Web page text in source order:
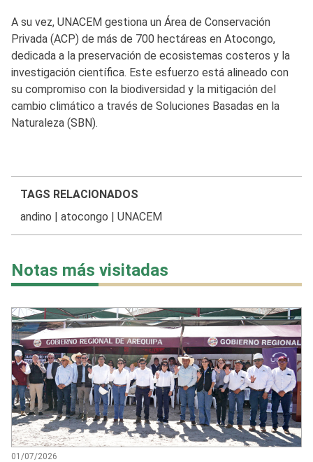
A su vez, UNACEM gestiona un Área de Conservación
Privada (ACP) de más de 700 hectáreas en Atocongo,
dedicada a la preservación de ecosistemas costeros y la
investigación científica. Este esfuerzo está alineado con
su compromiso con la biodiversidad y la mitigación del
cambio climático a través de Soluciones Basadas en la
Naturaleza (SBN).
TAGS RELACIONADOS
andino | atocongo | UNACEM
Notas más visitadas
01/07/2026